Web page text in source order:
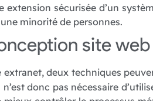
sécurisée d’un
minorité de personnes.
site
extranet, deux techniques
donc pas nécessaire